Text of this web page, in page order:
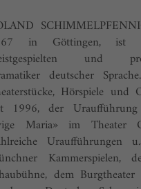
in Göttingen, ist
und
deutscher
Hörspiele und
1996, der
Maria» im Theater
Uraufführungen
Kammerspielen,
dem